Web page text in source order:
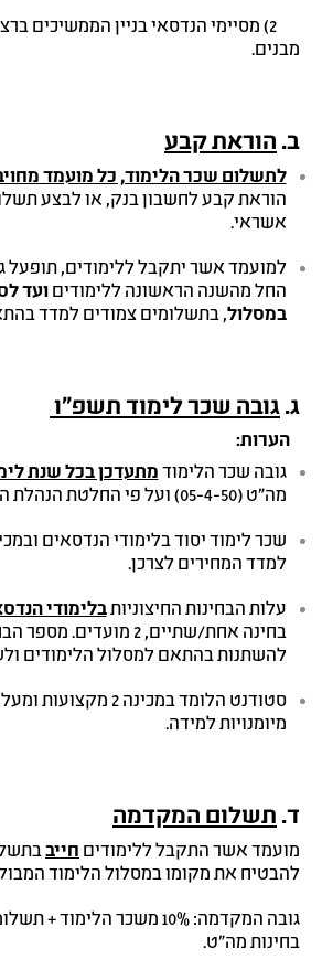
2) מסיימי הנדסאי בניין הממשיכים
מבנים.
ב. הוראת קבע
לתשלום שכר הלימוד, כל מועמד
הוראת קבע לחשבון בנק, או לבצע
אשראי.
למועמד אשר יתקבל ללימודים, תופעל
החל מהשנה הראשונה ללימודיםועד
במסלול , בתשלומים צמודים למדד
ג. גובה שכר לימוד תשפ"ו
הערות:
גובה שכר הלימודמתעדכן בכל שנת
מה"ט (05-4-50) ועל פי החלטת הנהלת המכללה.
שכר לימוד יסוד בלימודי הנדסאים
למדד המחירים לצרכן.
עלות הבחינות החיצוניות בלימודי
בחינה אחת/שתיים, 2 מועדים.
להשתנות בהתאם למסלול הלימודים
סטודנט הלומד במכינה 2
מיומנויות למידה.
ד. תשלום המקדמה
מועמד אשר התקבל ללימודים חייב
להבטיח את מקומו במסלול הלימוד
גובה המקדמה: 10% משכר
בחינות מה"ט.